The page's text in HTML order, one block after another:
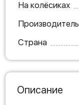
На колёсиках
Производитель
Страна
Описание